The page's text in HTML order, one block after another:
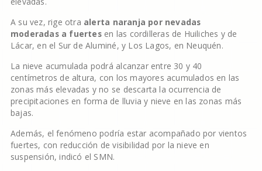
A su vez, rige otra alerta naranja por nevadas
moderadas a fuertesen las cordilleras de Huiliches y de
Lácar, en el Sur de Aluminé, y Los Lagos, en Neuquén.
La nieve acumulada podrá alcanzar entre 30 y 40
centímetros de altura, con los mayores acumulados en las
zonas más elevadas y no se descarta la ocurrencia de
precipitaciones en forma de lluvia y nieve en las zonas más
bajas.
Además, el fenómeno podría estar acompañado por vientos
fuertes, con reducción de visibilidad por la nieve en
suspensión, indicó el SMN.